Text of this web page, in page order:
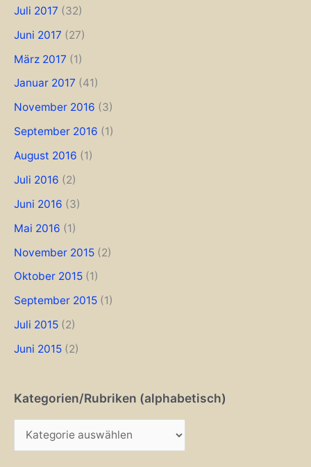
Juli 2017 (32)
Juni 2017 (27)
März 2017 (1)
Januar 2017 (41)
November 2016 (3)
September 2016 (1)
August 2016 (1)
Juli 2016 (2)
Juni 2016 (3)
Mai 2016 (1)
November 2015 (2)
Oktober 2015 (1)
September 2015 (1)
Juli 2015 (2)
Juni 2015 (2)
Kategorien/Rubriken (alphabetisch)
a